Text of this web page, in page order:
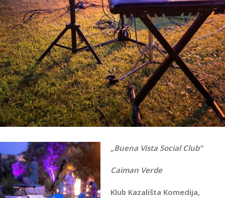
„Buena Vista Social Club“
Caiman Verde
Klub Kazališta Komedija,